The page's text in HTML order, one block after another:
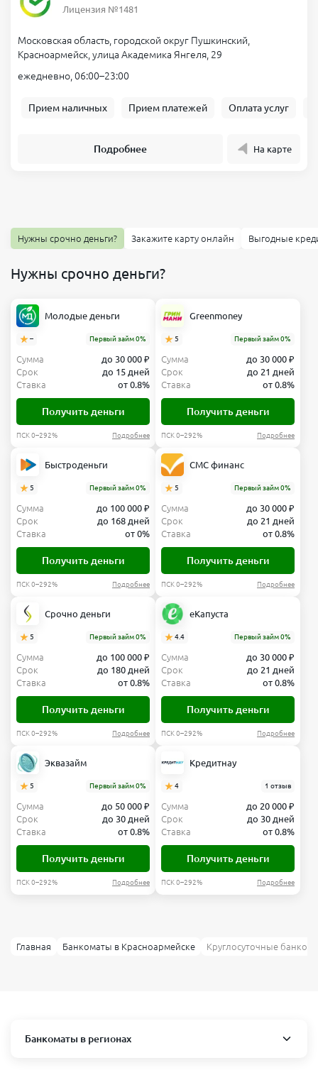
Лицензия №1481
Московская область, городской округ Пушкинский,
Красноармейск, улица Академика Янгеля, 29
ежедневно, 06:00–23:00
Прием наличных Прием платежей Оплата услуг
Подробнее На карте
Нужны срочно деньги? Закажите карту онлайн Выгодные
Нужны срочно деньги?
Молодые деньги
– Первый займ 0%
Сумма
до 30 000 ₽
Срок
до 15 дней
Ставка
от 0.8%
Получить деньги
ПСК 0–292% Подробнее
Greenmoney
5 Первый займ 0%
Сумма
до 30 000 ₽
Срок
до 21 дней
Ставка
от 0.8%
Получить деньги
ПСК 0–292% Подробнее
Быстроденьги
5 Первый займ 0%
Сумма
до 100 000 ₽
Срок
до 168 дней
Ставка
от 0%
Получить деньги
ПСК 0–292% Подробнее
СМС финанс
5 Первый займ 0%
Сумма
до 30 000 ₽
Срок
до 21 дней
Ставка
от 0.8%
Получить деньги
ПСК 0–292% Подробнее
Срочно деньги
5 Первый займ 0%
Сумма
до 100 000 ₽
Срок
до 180 дней
Ставка
от 0.8%
Получить деньги
ПСК 0–292% Подробнее
еКапуста
4.4 Первый займ 0%
Сумма
до 30 000 ₽
Срок
до 21 дней
Ставка
от 0.8%
Получить деньги
ПСК 0–292% Подробнее
Эквазайм
5 Первый займ 0%
Сумма
до 50 000 ₽
Срок
до 30 дней
Ставка
от 0.8%
Получить деньги
ПСК 0–292% Подробнее
Кредитнау
4 1 отзыв
Сумма
до 20 000 ₽
Срок
до 30 дней
Ставка
от 0.8%
Получить деньги
ПСК 0–292% Подробнее
Главная Банкоматы в Красноармейске Круглосуточные
Банкоматы в регионах